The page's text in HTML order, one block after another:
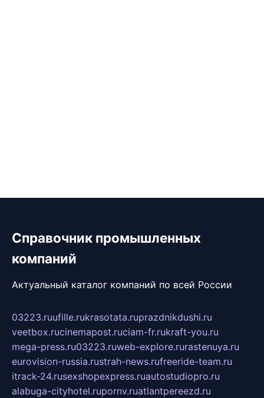
Справочник промышленных
компаний
Актуальный каталог компаний по всей России
03223.ruufille.rukrasotata.ruprazdnikdushi.ru
veetbox.rucinemapost.ruciam-fr.rukraft-you.ru
mega-press.ru03223.ruweb-explore.rurastenuya.ru
eurovision-russia.rustrah-news.rufreeride-team.ru
itrack-24.rusexshopexpress.ruautostudiopro.ru
alabuga-cityhotel.rupornv.ruatlantpereezd.ru